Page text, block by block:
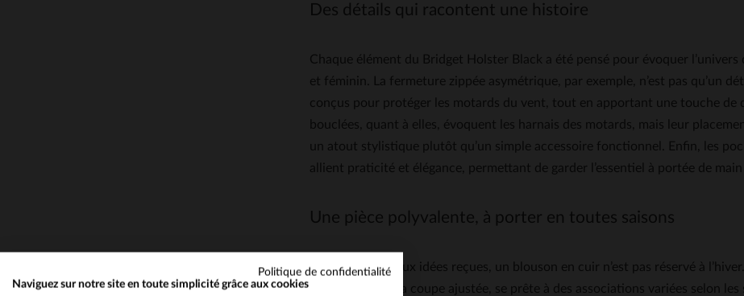
Des détails qui racontent une histoire
Chaque élément du Bridget Holster Black a été pensé pour évoquer
et féminin. La fermeture zippée asymétrique, par exemple, n’est pas qu’un
conçus pour protéger les motards du vent, tout en apportant une touche de
bouclées, quant à elles, évoquent les harnais des motards, mais leur
un atout stylistique plutôt qu’un simple accessoire fonctionnel. Enfin, les
allient praticité et élégance, permettant de garder l’essentiel à portée de
Une pièce polyvalente, à porter en toutes saisons
Contrairement aux idées reçues, un blouson en cuir n’est pas réservé à
d’agneau fin et sa coupe ajustée, se prête à des associations variées selon
Politique de confidentialité
Naviguez sur notre site en toute simplicité grâce aux cookies